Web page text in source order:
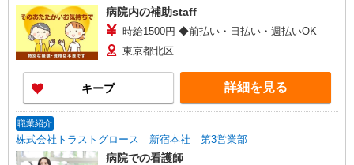
病院内の補助staff
時給1500円 ◆前払い・日払い・週払いOK
東京都北区
キープ 詳細を見る
職業紹介
株式会社トラストグロース 新宿本社 第3営業部
病院での看護師